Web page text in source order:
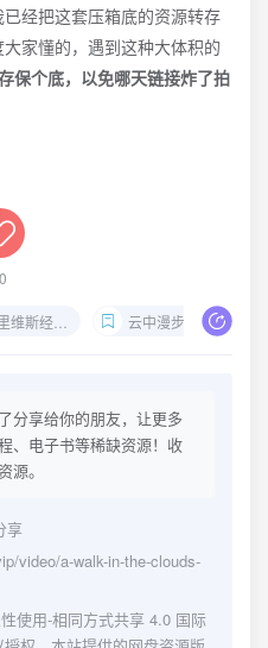
经把这套压箱底的资源转存
家懂的，遇到这种大体积的
保个底，以免哪天链接炸了拍
0
典爱情片1080p 云中漫步HDS小组夸克网盘
分享给你的朋友，让更多
、电子书等稀缺资源！收
源。
享
video/a-walk-in-the-clouds-
使用-相同方式共享 4.0 国际